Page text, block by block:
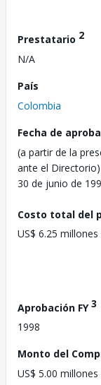
Prestatario 2
N/A
País
Colombia
Fecha de
(a partir de la
ante el Directorio)
30 de junio de
Costo total del
US$ 6.25 millones
Aprobación FY3
1998
Monto del
US$ 5.00 millones